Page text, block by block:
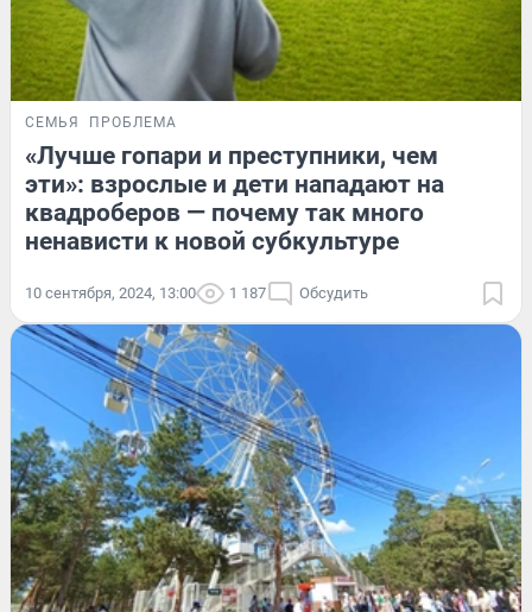
СЕМЬЯ ПРОБЛЕМА
«Лучше гопари и преступники, чем
эти»: взрослые и дети нападают на
квадроберов — почему так много
ненависти к новой субкультуре
10 сентября, 2024, 13:00 1 187 Обсудить